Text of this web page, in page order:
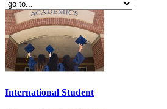
International Student